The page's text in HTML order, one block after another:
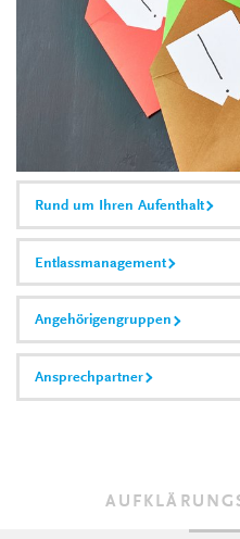
Rund um Ihren Aufenthalt
Entlassmanagement
Angehörigengruppen
Ansprechpartner